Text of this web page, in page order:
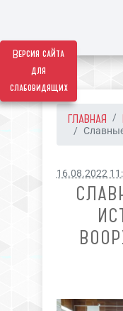
Версия сайта
для
слабовидящих
ГЛАВНАЯ
16.08.2022